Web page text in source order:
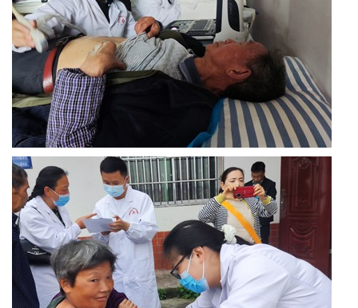
科
协
中
卫
中
国
关